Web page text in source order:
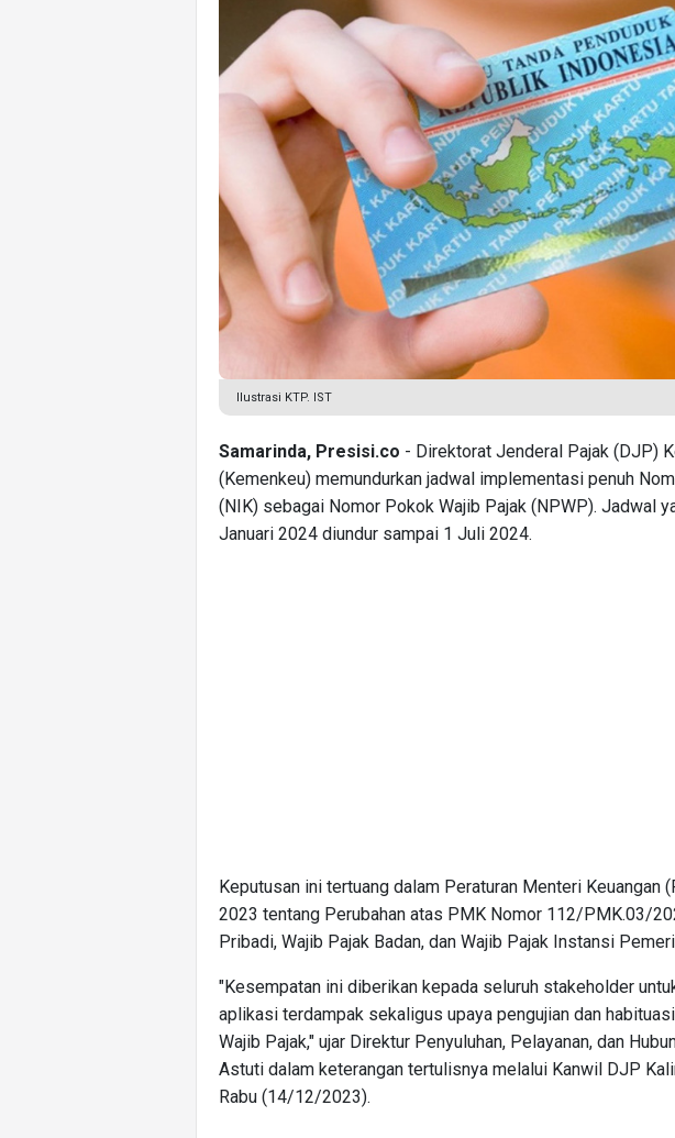
Ilustrasi KTP. IST
Samarinda, Presisi.co - Direktorat Jenderal Pajak (DJP)
(Kemenkeu) memundurkan jadwal implementasi penuh
(NIK) sebagai Nomor Pokok Wajib Pajak (NPWP). Jadwal
Januari 2024 diundur sampai 1 Juli 2024.
Keputusan ini tertuang dalam Peraturan Menteri Keuangan
2023 tentang Perubahan atas PMK Nomor 112/PMK.03/
Pribadi, Wajib Pajak Badan, dan Wajib Pajak Instansi
"Kesempatan ini diberikan kepada seluruh stakeholder
aplikasi terdampak sekaligus upaya pengujian dan
Wajib Pajak," ujar Direktur Penyuluhan, Pelayanan, dan
Astuti dalam keterangan tertulisnya melalui Kanwil DJP
Rabu (14/12/2023).